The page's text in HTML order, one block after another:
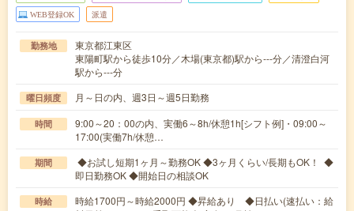
WEB登録OK 派遣
勤務地
東京都江東区
東陽町駅から徒歩10分／木場(東京都)駅から---分／清澄白河
駅から---分
曜日頻度 月～日の内、週3日～週5日勤務
時間
9:00～20：00の内、実働6～8h/休憩1h[シフト例]・09:00～
17:00(実働7h/休憩…
期間
◆お試し短期1ヶ月～勤務OK ◆3ヶ月くらい/長期もOK！ ◆
即日勤務OK ◆開始日の相談OK
時給
時給1700円～時給2000円 ◆昇給あり ◆日払い(速払い：給